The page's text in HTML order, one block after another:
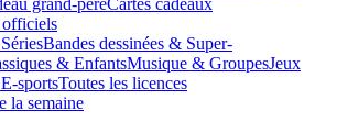
grand-pèreCartes cadeaux
Bandes dessinées & Super-
& EnfantsMusique & GroupesJeux
sportsToutes les licences
la semaine